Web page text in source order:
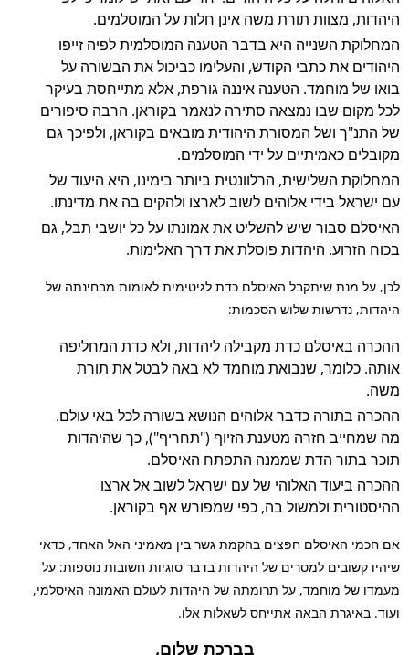
היהדות, מצוות תורת משה אינן חלות על המוסלמים.
המחלוקת השנייה היא בדבר הטענה המוסלמית לפיה זייפו
היהודים את כתבי הקודש, והעלימו כביכול את הבשורה על
בואו של מוחמד. הטענה איננה גורפת, אלא מתייחסת בעיקר
לכל מקום שבו נמצאה סתירה לנאמר בקוראן. הרבה סיפורים
של התנ"ך ושל המסורת היהודית מובאים בקוראן, ולפיכך גם
מקובלים כאמיתיים על ידי המוסלמים.
המחלוקת השלישית, הרלוונטית ביותר בימינו, היא היעוד של
עם ישראל בידי אלוהים לשוב לארצו ולהקים בה את מדינתו.
האיסלם סבור שיש להשליט את אמונתו על כל יושבי תבל, גם
בכוח הזרוע. היהדות פוסלת את דרך האלימות.
לכן, על מנת שיתקבל האיסלם כדת לגיטימית לאומות מבחינתה של
היהדות, נדרשות שלוש הסכמות:
ההכרה באיסלם כדת מקבילה ליהדות, ולא כדת המחליפה
אותה. כלומר, שנבואת מוחמד לא באה לבטל את תורת
משה.
ההכרה בתורה כדבר אלוהים הנושא בשורה לכל באי עולם.
מה שמחייב חזרה מטענת הזיוף ("תחריף"), כך שהיהדות
תוכר בתור הדת שממנה התפתח האיסלם.
ההכרה ביעוד האלוהי של עם ישראל לשוב אל ארצו
ההיסטורית ולמשול בה, כפי שמפורש אף בקוראן.
אם חכמי האיסלם חפצים בהקמת גשר בין מאמיני האל האחד, כדאי
שיהיו קשובים למסרים של היהדות בדבר סוגיות חשובות נוספות: על
מעמדו של מוחמד, על תרומתה של היהדות לעולם האמונה האיסלמי,
ועוד. באיגרת הבאה אתייחס לשאלות אלו.
בברכת שלום,